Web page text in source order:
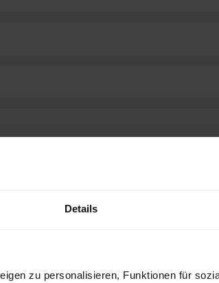
Details
zu personalisieren, Funktionen für